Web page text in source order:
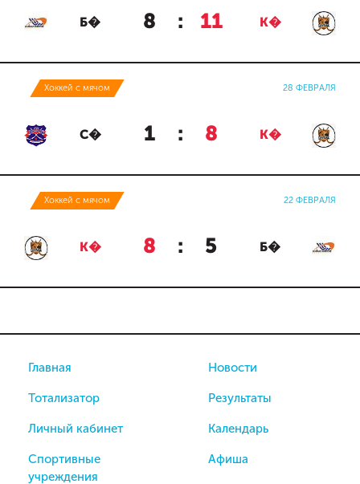
Б� 8 : 11 К�
Хоккей с мячом 28 ФЕВРАЛЯ
С� 1 : 8 К�
Хоккей с мячом 22 ФЕВРАЛЯ
К� 8 : 5 Б�
Главная
Тотализатор
Личный кабинет
Спортивные
учреждения
Новости
Результаты
Календарь
Афиша